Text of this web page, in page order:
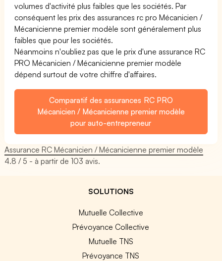
volumes d'activité plus faibles que les sociétés. Par
conséquent les prix des assurances rc pro Mécanicien /
Mécanicienne premier modèle sont généralement plus
faibles que pour les sociétés.
Néanmoins n'oubliez pas que le prix d'une assurance RC
PRO Mécanicien / Mécanicienne premier modèle
dépend surtout de votre chiffre d'affaires.
Comparatif des assurances RC PRO
Mécanicien / Mécanicienne premier modèle
pour auto-entrepreneur
Assurance RC Mécanicien / Mécanicienne premier modèle
4.8 / 5 - à partir de103 avis.
SOLUTIONS
Mutuelle Collective
Prévoyance Collective
Mutuelle TNS
Prévoyance TNS